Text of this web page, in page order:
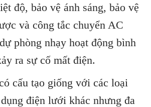
độ, bảo vệ ánh sáng, bảo vệ
và công tắc chuyển AC
phòng nhạy hoạt động bình
ra sự cố mất điện.
cấu tạo giống với các loại
điện lưới khác nhưng đa